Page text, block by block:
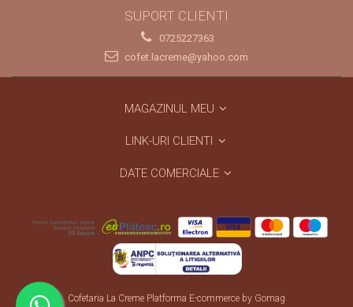
SUPORT CLIENTI
0725227363
cofet.lacreme@yahoo.com
MAGAZINUL MEU
LINK-URI CLIENTI
DATE COMERCIALE
Cofetaria La Creme Platforma E-commerce by Gomag